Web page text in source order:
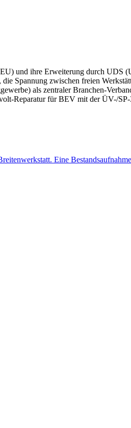
und ihre Erweiterung durch UDS
Spannung zwischen freien
als zentraler Branchen-
Reparatur für BEV mit der ÜV-/
Eine